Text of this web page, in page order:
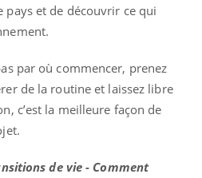
pays et de découvrir ce qui
par où commencer, prenez
de la routine et laissez libre
c’est la meilleure façon de
de vie - Comment